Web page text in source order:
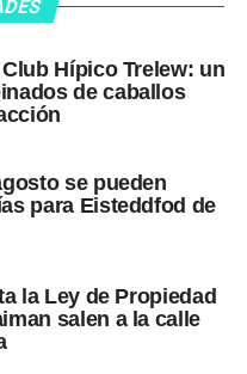
Hípico Trelew: un
de caballos
se pueden
para Eisteddfod de
la Ley de Propiedad
salen a la calle